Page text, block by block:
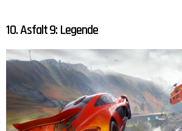
10. Asfalt 9: Legende